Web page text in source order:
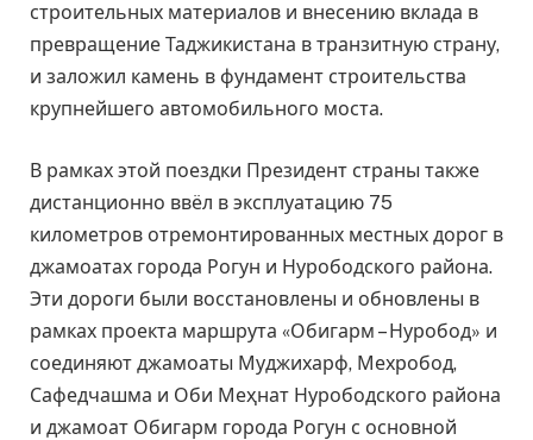
строительных материалов и внесению вклада в
превращение Таджикистана в транзитную страну,
и заложил камень в фундамент строительства
крупнейшего автомобильного моста.
В рамках этой поездки Президент страны также
дистанционно ввёл в эксплуатацию 75
километров отремонтированных местных дорог в
джамоатах города Рогун и Нурободского района.
Эти дороги были восстановлены и обновлены в
рамках проекта маршрута «Обигарм – Нуробод» и
соединяют джамоаты Муджихарф, Мехробод,
Сафедчашма и Оби Меҳнат Нурободского района
и джамоат Обигарм города Рогун с основной